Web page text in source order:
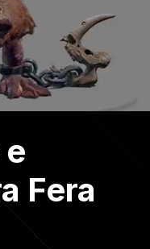
Fera